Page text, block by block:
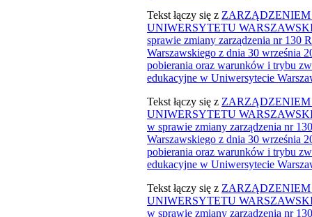
Tekst łączy się z
UNIWERSYTETU
sprawie zmiany zarządzenia nr 130
Warszawskiego z dnia 30 września
pobierania oraz warunków i trybu
edukacyjne w Uniwersytecie
Tekst łączy się z
UNIWERSYTETU
w sprawie zmiany zarządzenia nr
Warszawskiego z dnia 30 września
pobierania oraz warunków i trybu
edukacyjne w Uniwersytecie
​Tekst łączy się z
UNIWERSYTETU
w sprawie zmiany zarządzenia nr